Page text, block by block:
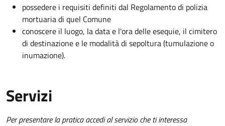
possedere i requisiti definiti dal Regolamento di polizia
mortuaria di quel Comune
conoscere il luogo, la data e l'ora delle esequie, il cimitero
di destinazione e le modalità di sepoltura (tumulazione o
inumazione).
Servizi
Per presentare la pratica accedi al servizio che ti interessa